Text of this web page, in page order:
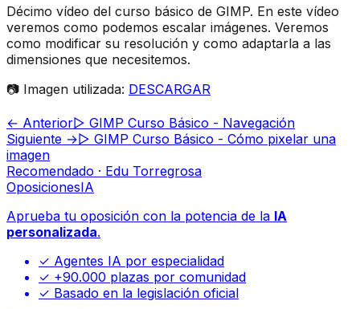
Décimo vídeo del curso básico de GIMP. En este vídeo
veremos como podemos escalar imágenes. Veremos
como modificar su resolución y como adaptarla a las
dimensiones que necesitemos.
📷 Imagen utilizada: DESCARGAR
← Anterior▷ GIMP Curso Básico - Navegación
Siguiente →▷ GIMP Curso Básico - Cómo pixelar una
imagen
Recomendado · Edu Torregrosa
OposicionesIA
Aprueba tu oposición con la potencia de la IA
personalizada.
✓ Agentes IA por especialidad
✓ +90.000 plazas por comunidad
✓ Basado en la legislación oficial